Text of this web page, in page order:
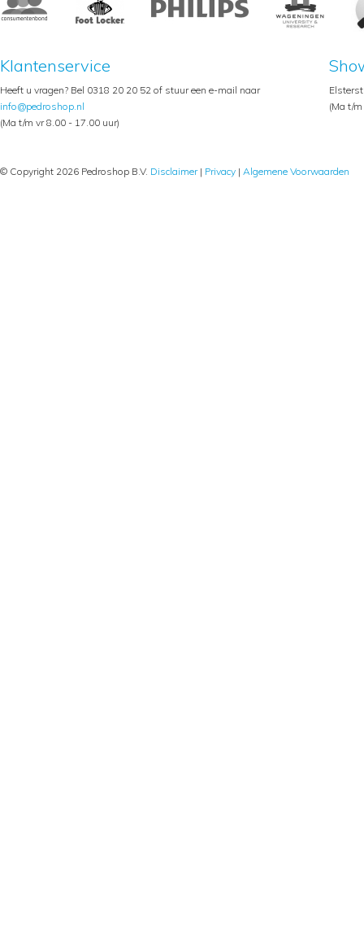
Klantenservice
Heeft u vragen? Bel 0318 20 20 52 of stuur een e-mail naar
info@pedroshop.nl
(Ma t/m vr 8.00 - 17.00 uur)
(Ma t/
© Copyright 2026 Pedroshop B.V. Disclaimer| Privacy | Algemene Voorwaarden